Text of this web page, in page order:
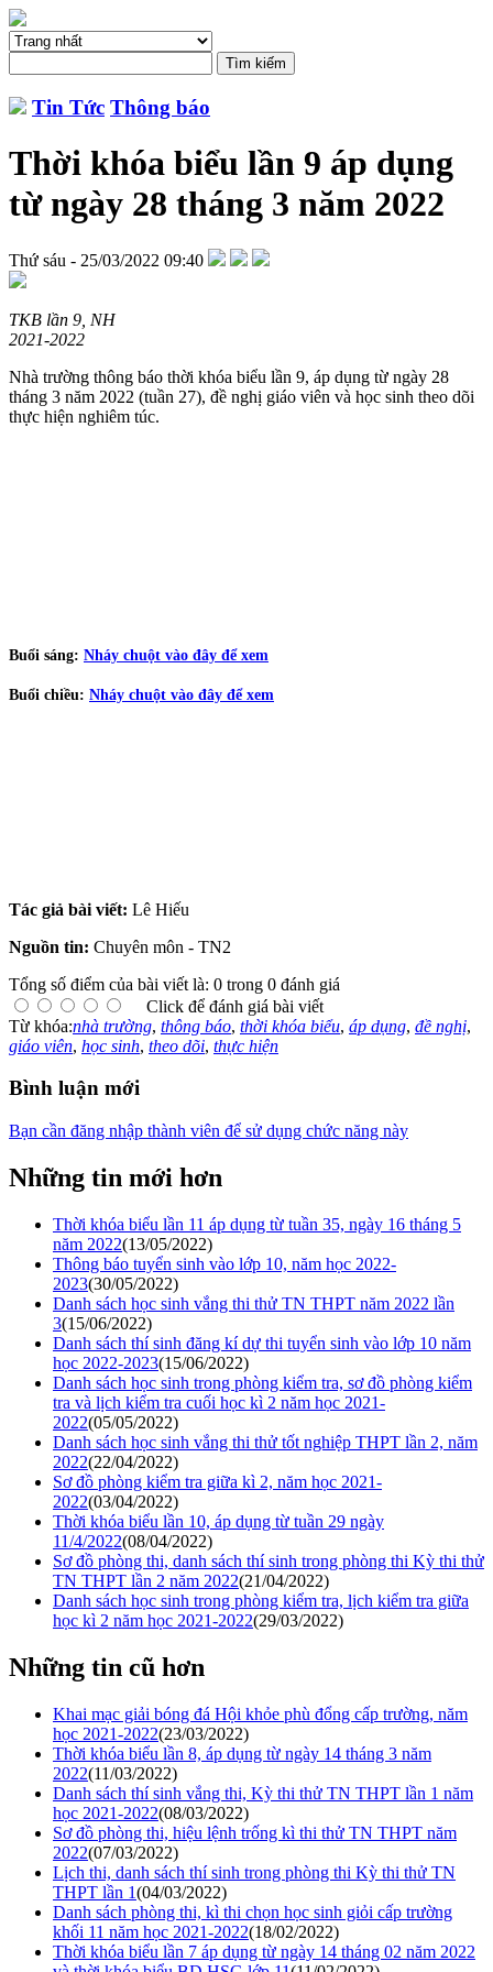
Tin Tức Thông báo
Thời khóa biểu lần 9 áp dụng
từ ngày 28 tháng 3 năm 2022
Thứ sáu - 25/03/2022 09:40
TKB lần 9, NH
2021-2022
Nhà trường thông báo thời khóa biểu lần 9, áp dụng từ ngày 28
tháng 3 năm 2022 (tuần 27), đề nghị giáo viên và học sinh theo dõi
thực hiện nghiêm túc.
Buổi sáng: Nháy chuột vào đây để xem
Buổi chiều: Nháy chuột vào đây để xem
Tác giả bài viết: Lê Hiếu
Nguồn tin: Chuyên môn - TN2
Tổng số điểm của bài viết là: 0 trong 0 đánh giá
Click để đánh giá bài viết
Từ khóa:nhà trường, thông báo, thời khóa biểu, áp dụng, đề nghị,
giáo viên, học sinh, theo dõi, thực hiện
Bình luận mới
Bạn cần đăng nhập thành viên để sử dụng chức năng này
Những tin mới hơn
Thời khóa biểu lần 11 áp dụng từ tuần 35, ngày 16 tháng 5
năm 2022(13/05/2022)
Thông báo tuyển sinh vào lớp 10, năm học 2022-
2023(30/05/2022)
Danh sách học sinh vắng thi thử TN THPT năm 2022 lần
3(15/06/2022)
Danh sách thí sinh đăng kí dự thi tuyển sinh vào lớp 10 năm
học 2022-2023(15/06/2022)
Danh sách học sinh trong phòng kiểm tra, sơ đồ phòng kiểm
tra và lịch kiểm tra cuối học kì 2 năm học 2021-
2022(05/05/2022)
Danh sách học sinh vắng thi thử tốt nghiệp THPT lần 2, năm
2022(22/04/2022)
Sơ đồ phòng kiểm tra giữa kì 2, năm học 2021-
2022(03/04/2022)
Thời khóa biểu lần 10, áp dụng từ tuần 29 ngày
11/4/2022(08/04/2022)
Sơ đồ phòng thi, danh sách thí sinh trong phòng thi Kỳ thi thử
TN THPT lần 2 năm 2022(21/04/2022)
Danh sách học sinh trong phòng kiểm tra, lịch kiểm tra giữa
học kì 2 năm học 2021-2022(29/03/2022)
Những tin cũ hơn
Khai mạc giải bóng đá Hội khỏe phù đổng cấp trường, năm
học 2021-2022(23/03/2022)
Thời khóa biểu lần 8, áp dụng từ ngày 14 tháng 3 năm
2022(11/03/2022)
Danh sách thí sinh vắng thi, Kỳ thi thử TN THPT lần 1 năm
học 2021-2022(08/03/2022)
Sơ đồ phòng thi, hiệu lệnh trống kì thi thử TN THPT năm
2022(07/03/2022)
Lịch thi, danh sách thí sinh trong phòng thi Kỳ thi thử TN
THPT lần 1(04/03/2022)
Danh sách phòng thi, kì thi chọn học sinh giỏi cấp trường
khối 11 năm học 2021-2022(18/02/2022)
Thời khóa biểu lần 7 áp dụng từ ngày 14 tháng 02 năm 2022